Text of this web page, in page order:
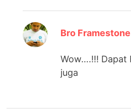
Bro Framestone
Wow….!!! Dapat
juga